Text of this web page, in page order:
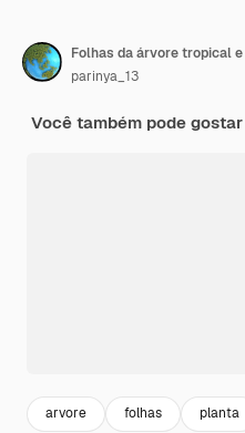
Folhas da árvore tropical
parinya_13
Você também pode
arvore folhas planta